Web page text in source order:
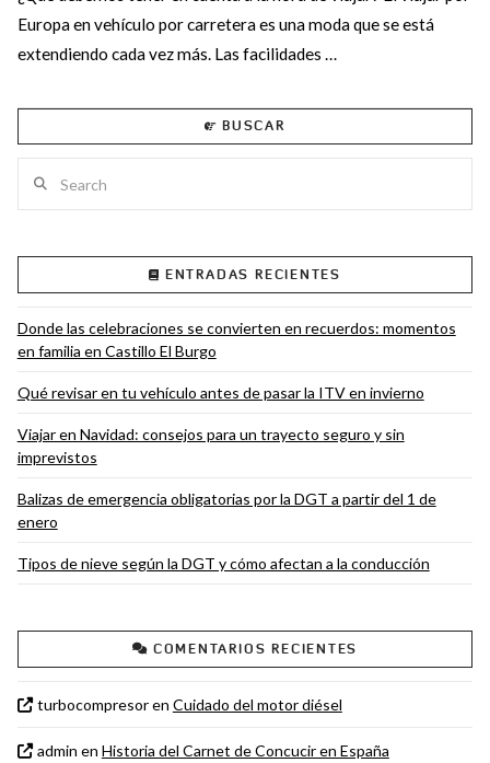
VIEW POST
Europa en vehículo por carretera es una moda que se está
extendiendo cada vez más. Las facilidades …
BUSCAR
ENTRADAS RECIENTES
Donde las celebraciones se convierten en recuerdos: momentos
en familia en Castillo El Burgo
Qué revisar en tu vehículo antes de pasar la ITV en invierno
Viajar en Navidad: consejos para un trayecto seguro y sin
imprevistos
Balizas de emergencia obligatorias por la DGT a partir del 1 de
enero
Tipos de nieve según la DGT y cómo afectan a la conducción
COMENTARIOS RECIENTES
turbocompresoren Cuidado del motor diésel
admin en Historia del Carnet de Concucir en España